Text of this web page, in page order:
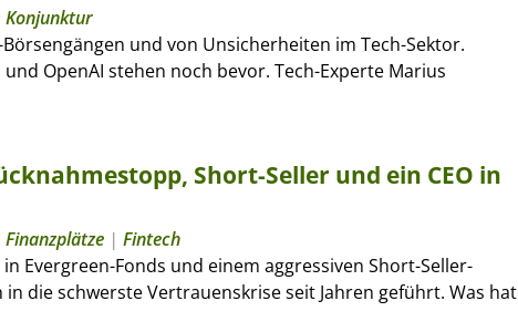
Konjunktur
und von Unsicherheiten im Tech-Sektor.
OpenAI stehen noch bevor. Tech-Experte Marius
Short-Seller und ein CEO in
Finanzplätze | Fintech
Evergreen-Fonds und einem aggressiven Short-Seller-
die schwerste Vertrauenskrise seit Jahren geführt. Was hat